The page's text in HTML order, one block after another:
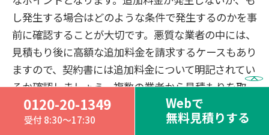
0120-20-1349
受付 8:30～17:30
Webで
無料見積りする
し発生する場合はどのような条件で発生するのかを事
前に確認することが大切です。悪質な業者の中には、
見積もり後に高額な追加料金を請求するケースもあり
ますので、契約書には追加料金について明記されてい
るか確認しましょう。複数の業者から見積もりを取
り、料金体系を比較することで、相場を理解すること
ができます。また、廃棄物の処分料金、運搬料金、作